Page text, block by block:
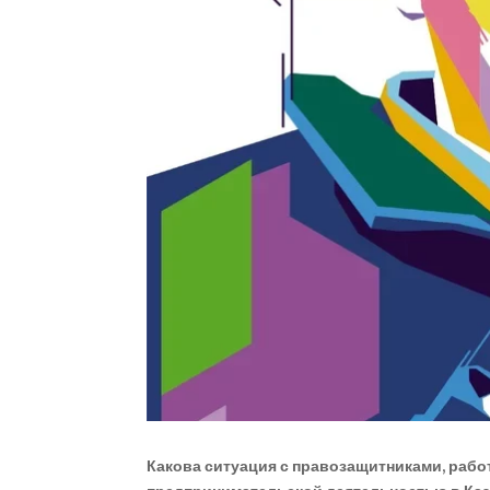
Какова ситуация с правозащитниками,